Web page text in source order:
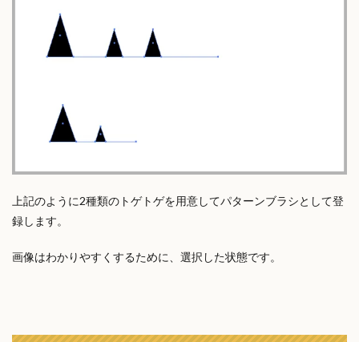
上記のように2種類のトゲトゲを用意してパターンブラシとして登
録します。
画像はわかりやすくするために、選択した状態です。